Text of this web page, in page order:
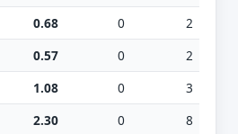
0.68 0
2
0.57 0
2
1.08 0
3
2.30 0
8